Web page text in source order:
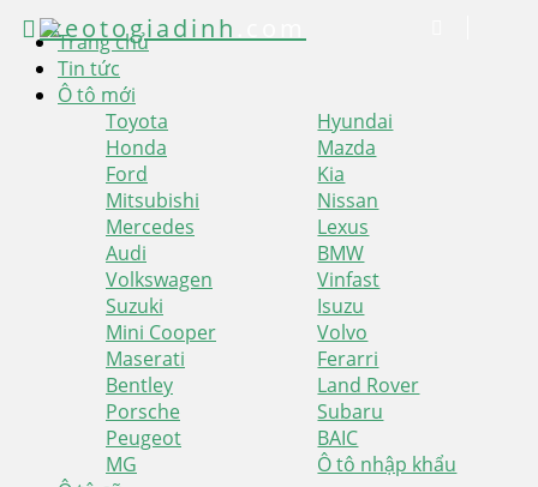
Trang chủ
Tin tức
Ô tô mới
Toyota
Hyundai
Honda
Mazda
Ford
Kia
Mitsubishi
Nissan
Mercedes
Lexus
Audi
BMW
Volkswagen
Vinfast
Suzuki
Isuzu
Mini Cooper
Volvo
Maserati
Ferarri
Bentley
Land Rover
Porsche
Subaru
Peugeot
BAIC
MG
Ô tô nhập khẩu
xeotogiadinh